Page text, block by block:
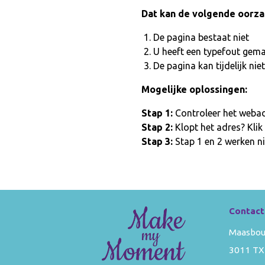
Dat kan de volgende
De pagina bestaat niet
U heeft een typefout
De pagina kan tijdelijk
Mogelijke oplossingen:
Stap 1:Controleer het
Stap 2:Klopt het adres?
Stap 3:Stap 1 en 2 werken
Contact
3011